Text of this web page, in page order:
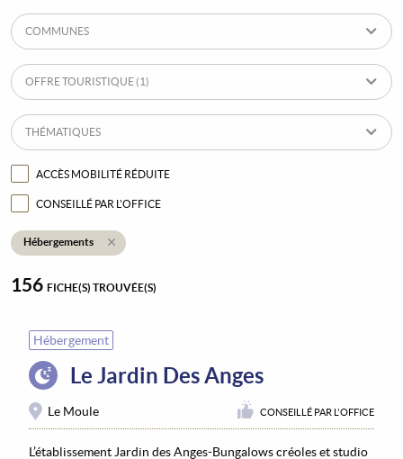
COMMUNES
OFFRE TOURISTIQUE (1)
THÉMATIQUES
ACCÈS MOBILITÉ RÉDUITE
CONSEILLÉ PAR L'OFFICE
Hébergements
156 FICHE(S) TROUVÉE(S)
Hébergement
Le Jardin Des Anges
Le Moule CONSEILLÉ PAR L'OFFICE
L’établissement Jardin des Anges-Bungalows créoles et studio